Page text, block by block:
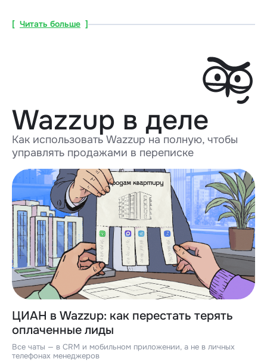
[ Читать больше ]
Wazzup в деле
Как использовать Wazzup на полную, чтобы
управлять продажами в переписке
ЦИАН в Wazzup: как перестать терять
оплаченные лиды
Все чаты — в CRM и мобильном приложении, а не в личных
телефонах менеджеров